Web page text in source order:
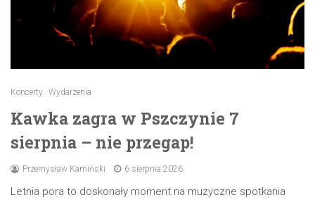
Koncerty Wydarzenia
Kawka zagra w Pszczynie 7
sierpnia – nie przegap!
Przemysław Kamiński 6 sierpnia 2026
Letnia pora to doskonały moment na muzyczne spotkania